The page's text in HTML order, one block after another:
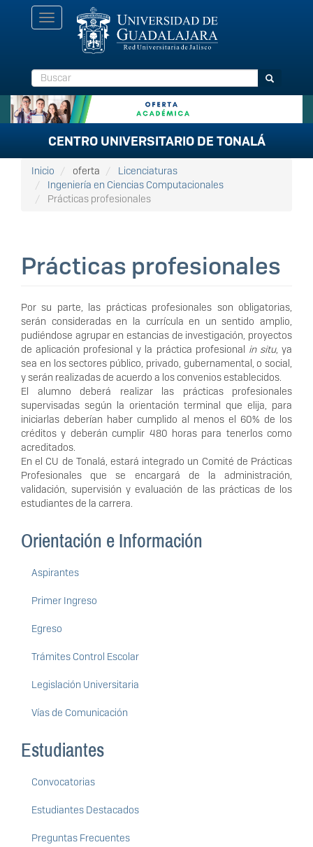
Toggle
navigation
Buscar Buscar
CENTRO UNIVERSITARIO DE TONALÁ
Inicio oferta
Licenciaturas
Ingeniería en Ciencias Computacionales
Prácticas profesionales
Prácticas profesionales
Por su parte, las prácticas profesionales son obligatorias,
serán consideradas en la currícula en un sentido amplio,
pudiéndose agrupar en estancias de investigación, proyectos
de aplicación profesional y la práctica profesional in situ, ya
sea en los sectores público, privado, gubernamental, o social,
y serán realizadas de acuerdo a los convenios establecidos.
El alumno deberá realizar las prácticas profesionales
supervisadas según la orientación terminal que elija, para
iniciarlas deberían haber cumplido al menos el 60% de los
créditos y deberán cumplir 480 horas para tenerlos como
acreditados.
En el CU de Tonalá, estará integrado un Comité de Prácticas
Profesionales que se encargará de la administración,
validación, supervisión y evaluación de las prácticas de los
estudiantes de la carrera.
Orientación e Información
Aspirantes
Primer Ingreso
Egreso
Trámites Control Escolar
Legislación Universitaria
Vías de Comunicación
Estudiantes
Convocatorias
Estudiantes Destacados
Preguntas Frecuentes